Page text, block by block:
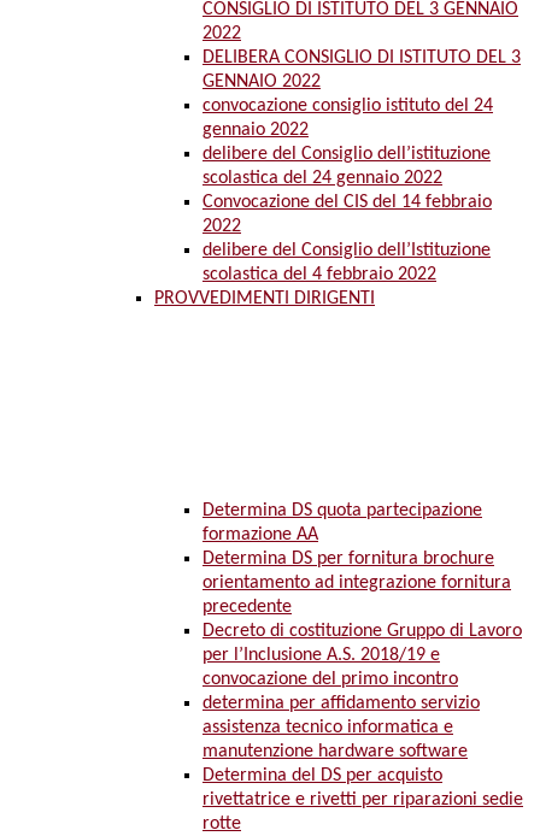
CONSIGLIO DI ISTITUTO DEL 3 GENNAIO
2022
DELIBERA CONSIGLIO DI ISTITUTO DEL 3
GENNAIO 2022
convocazione consiglio istituto del 24
gennaio 2022
delibere del Consiglio dell’istituzione
scolastica del 24 gennaio 2022
Convocazione del CIS del 14 febbraio
2022
delibere del Consiglio dell’Istituzione
scolastica del 4 febbraio 2022
PROVVEDIMENTI DIRIGENTI
Determina DS quota partecipazione
formazione AA
Determina DS per fornitura brochure
orientamento ad integrazione fornitura
precedente
Decreto di costituzione Gruppo di Lavoro
per l’Inclusione A.S. 2018/19 e
convocazione del primo incontro
determina per affidamento servizio
assistenza tecnico informatica e
manutenzione hardware software
Determina del DS per acquisto
rivettatrice e rivetti per riparazioni sedie
rotte